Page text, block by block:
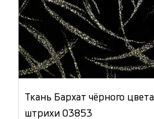
Ткань Бархат чёрного
штрихи 03853